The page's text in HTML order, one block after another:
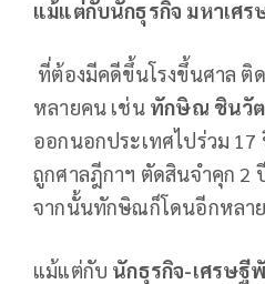
แม้แต่กับนักธุรกิจ มหาเศร
ที่ต้องมีคดีขึ้นโรงขึ้นศาล ติ
หลายคน เช่น ทักษิณ ชินวัต
ออกนอกประเทศไปร่วม 17
ถูกศาลฎีกาฯ ตัดสินจำคุก
จากนั้นทักษิณก็โดนอีกหลา
แม้แต่กับ นักธุรกิจ-เศรษฐี